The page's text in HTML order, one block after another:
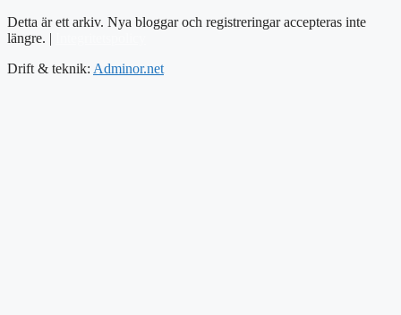
Detta är ett arkiv. Nya bloggar och registreringar accepteras inte
längre. |
Drift & teknik: Adminor.net